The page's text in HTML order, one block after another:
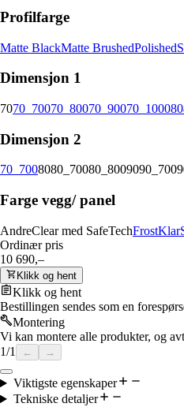
Profilfarge
Matte BlackMatte BrushedPolished
Dimensjon 1
7070_70070_80070_90070_100080
Dimensjon 2
70_7008080_70080_8009090_700
Farge vegg/ panel
AndreClear med SafeTechFrostKlar
Ordinær pris
10 690,–
Klikk og hent
Klikk og hent
Bestillingen sendes som en
Montering
Vi kan montere alle produkter, og
1/1 ← →
Viktigste egenskaper
Tekniske detaljer